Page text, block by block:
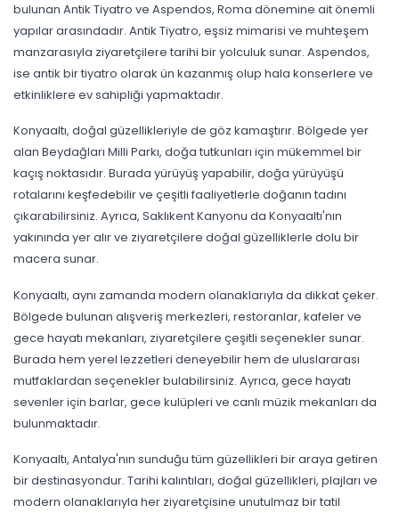
bulunan Antik Tiyatro ve Aspendos, Roma dönemine ait önemli
yapılar arasındadır. Antik Tiyatro, eşsiz mimarisi ve muhteşem
manzarasıyla ziyaretçilere tarihi bir yolculuk sunar. Aspendos,
ise antik bir tiyatro olarak ün kazanmış olup hala konserlere ve
etkinliklere ev sahipliği yapmaktadır.
Konyaaltı, doğal güzellikleriyle de göz kamaştırır. Bölgede yer
alan Beydağları Milli Parkı, doğa tutkunları için mükemmel bir
kaçış noktasıdır. Burada yürüyüş yapabilir, doğa yürüyüşü
rotalarını keşfedebilir ve çeşitli faaliyetlerle doğanın tadını
çıkarabilirsiniz. Ayrıca, Saklıkent Kanyonu da Konyaaltı'nın
yakınında yer alır ve ziyaretçilere doğal güzelliklerle dolu bir
macera sunar.
Konyaaltı, aynı zamanda modern olanaklarıyla da dikkat çeker.
Bölgede bulunan alışveriş merkezleri, restoranlar, kafeler ve
gece hayatı mekanları, ziyaretçilere çeşitli seçenekler sunar.
Burada hem yerel lezzetleri deneyebilir hem de uluslararası
mutfaklardan seçenekler bulabilirsiniz. Ayrıca, gece hayatı
sevenler için barlar, gece kulüpleri ve canlı müzik mekanları da
bulunmaktadır.
Konyaaltı, Antalya'nın sunduğu tüm güzellikleri bir araya getiren
bir destinasyondur. Tarihi kalıntıları, doğal güzellikleri, plajları ve
modern olanaklarıyla her ziyaretçisine unutulmaz bir tatil